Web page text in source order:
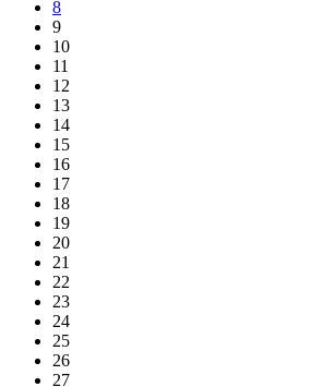
8
9
10
11
12
13
14
15
16
17
18
19
20
21
22
23
24
25
26
27